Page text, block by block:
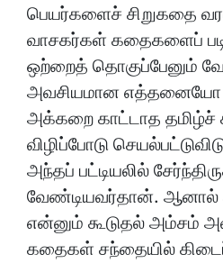
பெயர்களைச் சிறுகதை
வாசகர்கள் கதைகளைப்
ஒற்றைத் தொகுப்பேனும்
அவசியமான எத்தனையோ
அக்கறை காட்டாத தமிழ்ச்
விழிப்போடு
அந்தப் பட்டியலில்
வேண்டியவர்தான். ஆனால்
என்னும் கூடுதல்
கதைகள் சந்தையில்